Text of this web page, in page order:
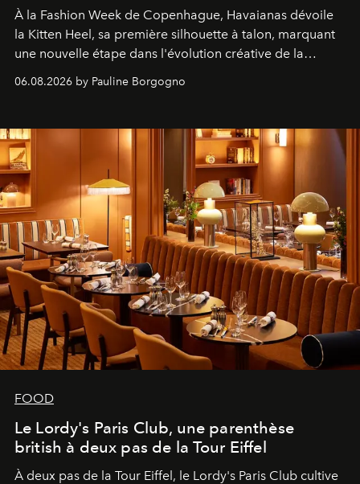
À la Fashion Week de Copenhague, Havaianas dévoile
la Kitten Heel, sa première silhouette à talon, marquant
une nouvelle étape dans l'évolution créative de la
06.08.2026 by Pauline Borgogno
FOOD
Le Lordy's Paris Club, une parenthèse
british à deux pas de la Tour Eiffel
À deux pas de la Tour Eiffel, le Lordy's Paris Club cultive